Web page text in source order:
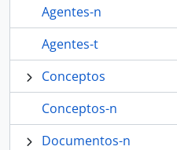
Agentes-n
Agentes-t
Conceptos
Conceptos-n
Documentos-n